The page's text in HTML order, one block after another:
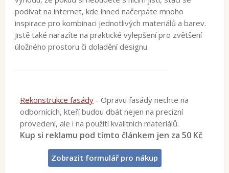
podívat na internet, kde ihned načerpáte mnoho
inspirace pro kombinaci jednotlivých materiálů a barev.
Jistě také narazíte na praktické vylepšení pro zvětšení
úložného prostoru či doladění designu.
Rekonstrukce fasády- Opravu fasády nechte na
odbornících, kteří budou dbát nejen na precizní
provedení, ale i na použití kvalitních materiálů.
Kup si reklamu pod tímto článkem jen za 50 Kč
Zobrazit formulář pro nákup